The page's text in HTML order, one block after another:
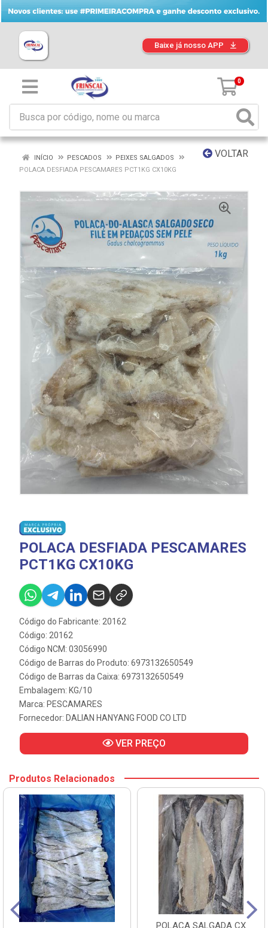
Baixe já nosso APP
0
VOLTAR
INÍCIO PESCADOS
PEIXES SALGADOS
POLACA DESFIADA PESCAMARES PCT1KG CX10KG
POLACA DESFIADA PESCAMARES
PCT1KG CX10KG
Código do Fabricante: 20162
Código: 20162
Código NCM: 03056990
Código de Barras do Produto: 6973132650549
Código de Barras da Caixa: 6973132650549
Embalagem: KG/10
Marca: PESCAMARES
Fornecedor: DALIAN HANYANG FOOD CO LTD
VER PREÇO
Produtos Relacionados
POLACA SALGADA CX